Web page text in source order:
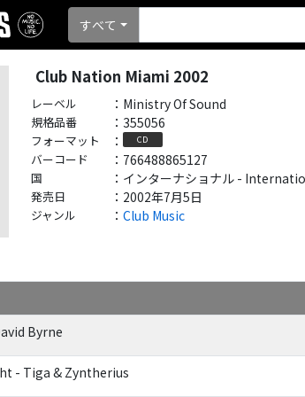
すべて
Club Nation Miami 2002
レーベル ： Ministry Of Sound
規格品番 ： 355056
フォーマット ： CD
バーコード ： 766488865127
国 ： インターナショナル -
発売日 ： 2002年7月5日
ジャンル ： Club Music
Byrne
- Tiga & Zyntherius